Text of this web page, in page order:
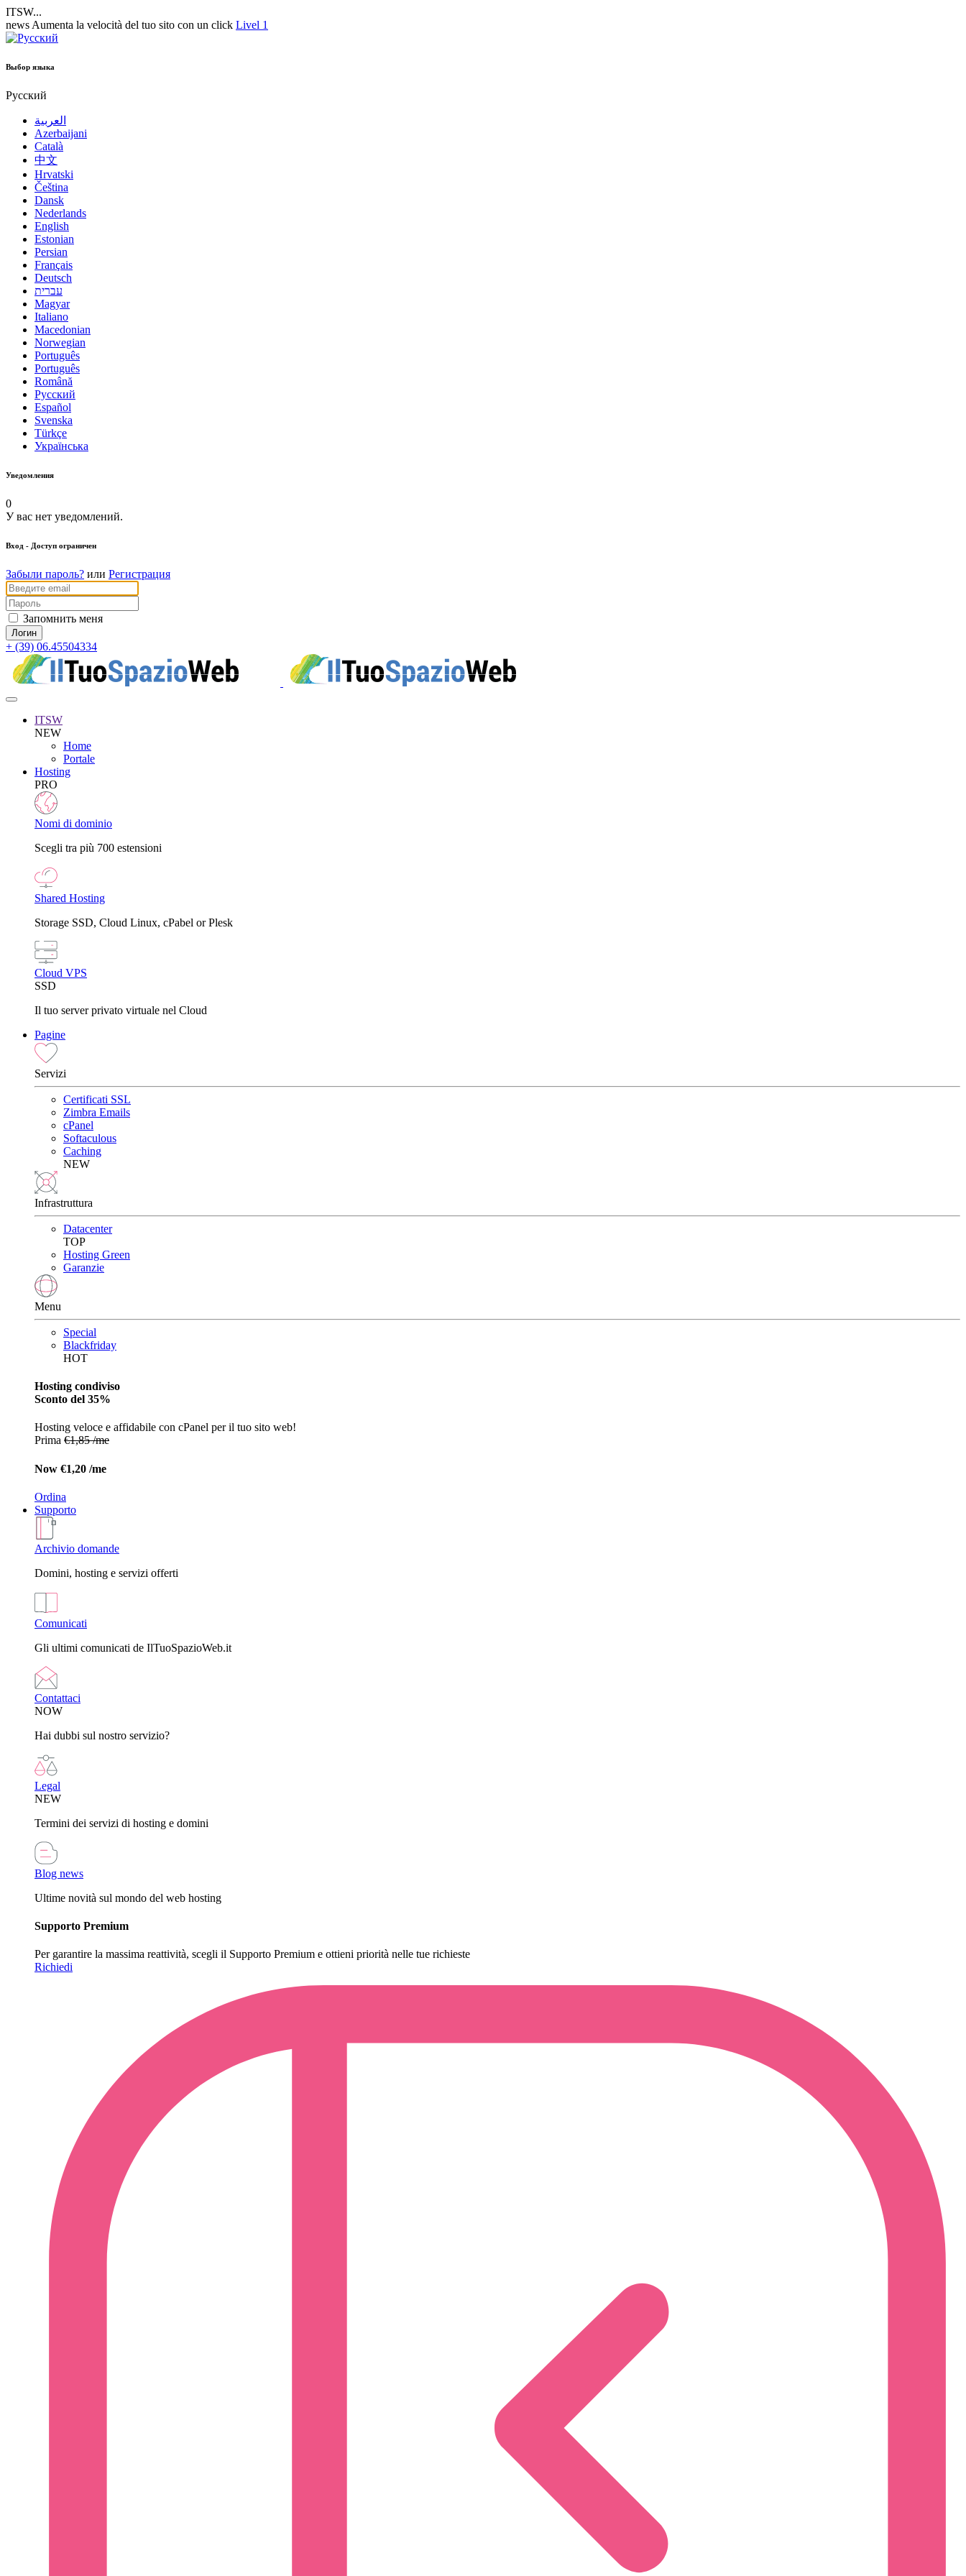
ITSW...
news Aumenta la velocità del tuo sito con un click Livel 1
Выбор языка
Русский
العربية
Azerbaijani
Català
中文
Hrvatski
Čeština
Dansk
Nederlands
English
Estonian
Persian
Français
Deutsch
עברית
Magyar
Italiano
Macedonian
Norwegian
Português
Português
Română
Русский
Español
Svenska
Türkçe
Українська
Уведомления
0
У вас нет уведомлений.
Вход - Доступ ограничен
Забыли пароль? или Регистрация
Запомнить меня
+ (39) 06.45504334
ITSW
NEW
Home
Portale
Hosting
PRO
Nomi di dominio
Scegli tra più 700 estensioni
Shared Hosting
Storage SSD, Cloud Linux, cPabel or Plesk
Cloud VPS
SSD
Il tuo server privato virtuale nel Cloud
Pagine
Servizi
Certificati SSL
Zimbra Emails
cPanel
Softaculous
Caching
NEW
Infrastruttura
Datacenter
TOP
Hosting Green
Garanzie
Menu
Special
Blackfriday
HOT
Hosting condiviso
Sconto del 35%
Hosting veloce e affidabile con cPanel per il tuo sito web!
Prima €1,85 /me
Now €1,20 /me
Ordina
Supporto
Archivio domande
Domini, hosting e servizi offerti
Comunicati
Gli ultimi comunicati de IlTuoSpazioWeb.it
Contattaci
NOW
Hai dubbi sul nostro servizio?
Legal
NEW
Termini dei servizi di hosting e domini
Blog news
Ultime novità sul mondo del web hosting
Supporto Premium
Per garantire la massima reattività, scegli il Supporto Premium e ottieni priorità nelle tue richieste
Richiedi